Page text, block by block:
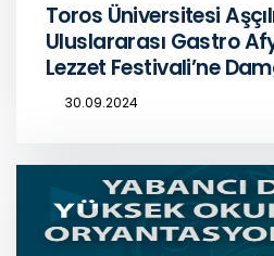
Toros Üniversitesi
Uluslararası Gastro
Lezzet Festivali’ne
30.09.2024